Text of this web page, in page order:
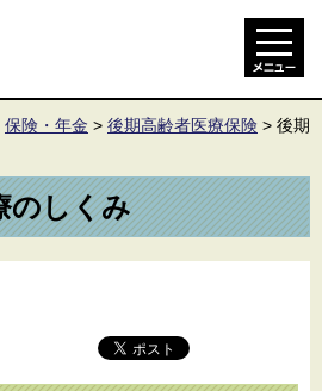
保険・年金 > 後期高齢者医療保険 > 後期
のしくみ